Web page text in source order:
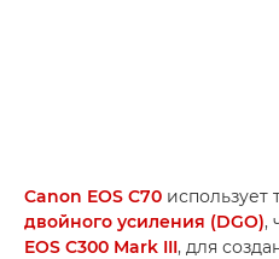
Canon EOS C70 использует
двойного усиления (DGO),
EOS C300 Mark III, для